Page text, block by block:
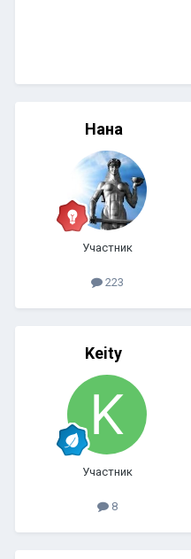
Нана
Участник
223
Keity
Участник
8